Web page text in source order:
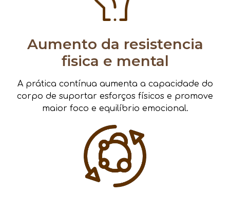
Aumento da resistencia
fisica e mental
A prática contínua aumenta a capacidade do
corpo de suportar esforços físicos e promove
maior foco e equilíbrio emocional.